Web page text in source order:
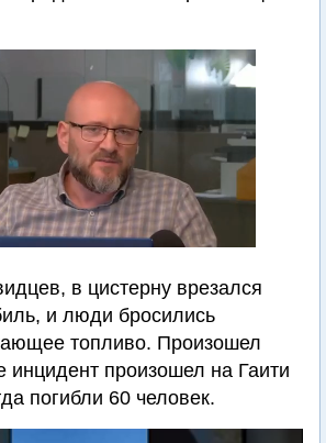
в цистерну врезался
и люди бросились
топливо. Произошел
инцидент произошел на Гаити
погибли 60 человек.